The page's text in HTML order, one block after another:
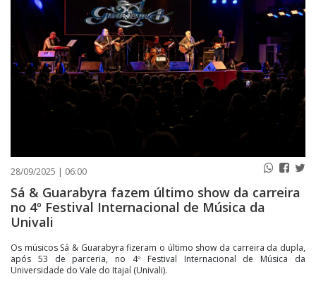
28/09/2025 | 06:00
Sá & Guarabyra fazem último show da carreira
no 4º Festival Internacional de Música da
Univali
Os músicos Sá & Guarabyra fizeram o último show da carreira da dupla,
após 53 de parceria, no 4º Festival Internacional de Música da
Universidade do Vale do Itajaí (Univali).